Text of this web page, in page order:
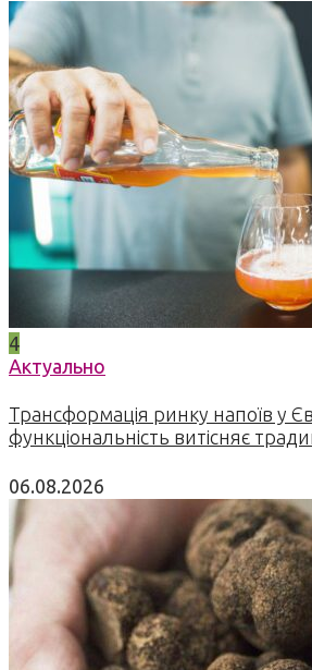
4
Актуально
Трансформація ринку напоїв у
функціональність витісняє
06.08.2026